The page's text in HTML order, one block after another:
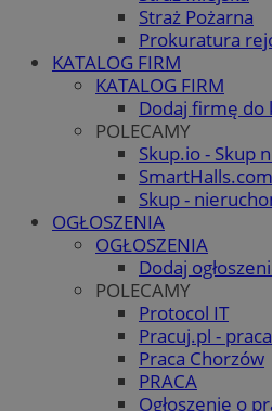
Straż Pożarna
Prokuratura
KATALOG FIRM
KATALOG FIRM
Dodaj firmę do
POLECAMY
Skup.io - Skup
Skup -
OGŁOSZENIA
OGŁOSZENIA
Dodaj
POLECAMY
Protocol IT
Pracuj.pl -
Praca Chorzów
PRACA
Ogłoszenie o